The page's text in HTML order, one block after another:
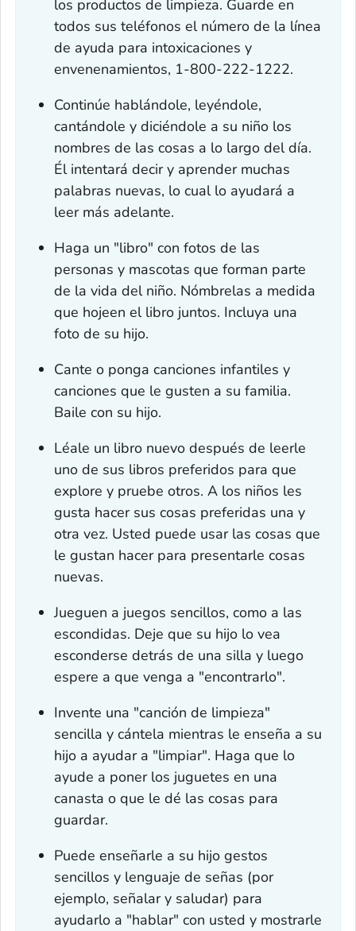
los productos de limpieza. Guarde en
todos sus teléfonos el número de la línea
de ayuda para intoxicaciones y
envenenamientos, 1-800-222-1222.
Continúe hablándole, leyéndole,
cantándole y diciéndole a su niño los
nombres de las cosas a lo largo del día.
Él intentará decir y aprender muchas
palabras nuevas, lo cual lo ayudará a
leer más adelante.
Haga un "libro" con fotos de las
personas y mascotas que forman parte
de la vida del niño. Nómbrelas a medida
que hojeen el libro juntos. Incluya una
foto de su hijo.
Cante o ponga canciones infantiles y
canciones que le gusten a su familia.
Baile con su hijo.
Léale un libro nuevo después de leerle
uno de sus libros preferidos para que
explore y pruebe otros. A los niños les
gusta hacer sus cosas preferidas una y
otra vez. Usted puede usar las cosas que
le gustan hacer para presentarle cosas
nuevas.
Jueguen a juegos sencillos, como a las
escondidas. Deje que su hijo lo vea
esconderse detrás de una silla y luego
espere a que venga a "encontrarlo".
Invente una "canción de limpieza"
sencilla y cántela mientras le enseña a su
hijo a ayudar a "limpiar". Haga que lo
ayude a poner los juguetes en una
canasta o que le dé las cosas para
guardar.
Puede enseñarle a su hijo gestos
sencillos y lenguaje de señas (por
ejemplo, señalar y saludar) para
ayudarlo a "hablar" con usted y mostrarle